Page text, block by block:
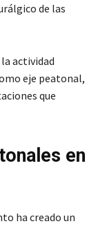
de las
actividad
eje peatonal,
que
en
ha creado un